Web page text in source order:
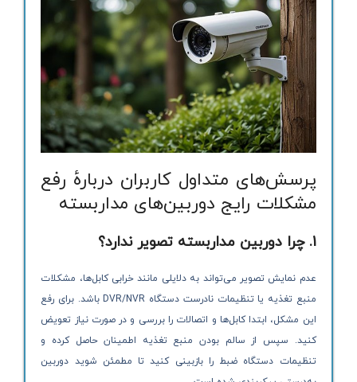
پرسش‌های متداول کاربران دربارهٔ رفع
مشکلات رایج دوربین‌های مداربسته
1. چرا دوربین مداربسته تصویر ندارد؟
عدم نمایش تصویر می‌تواند به دلایلی مانند خرابی کابل‌ها، مشکلات
منبع تغذیه یا تنظیمات نادرست دستگاه DVR/NVR باشد. برای رفع
این مشکل، ابتدا کابل‌ها و اتصالات را بررسی و در صورت نیاز تعویض
کنید. سپس از سالم بودن منبع تغذیه اطمینان حاصل کرده و
تنظیمات دستگاه ضبط را بازبینی کنید تا مطمئن شوید دوربین